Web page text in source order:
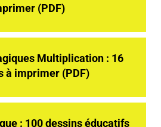
(PDF)
Multiplication : 16
à imprimer (PDF)
: 100 dessins éducatifs